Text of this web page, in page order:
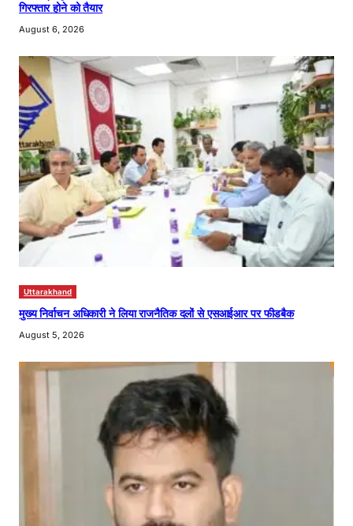
गिरफ्तार होने को तैयार
August 6, 2026
Uttarakhand
मुख्य निर्वाचन अधिकारी ने लिया राजनैतिक दलों से एसआईआर पर फीडबैक
August 5, 2026